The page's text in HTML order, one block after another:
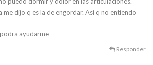
puedo dormir y dolor en las articulaciones.
me dijo q es la de engordar. Así q no entiendo
ayudarme
Responder